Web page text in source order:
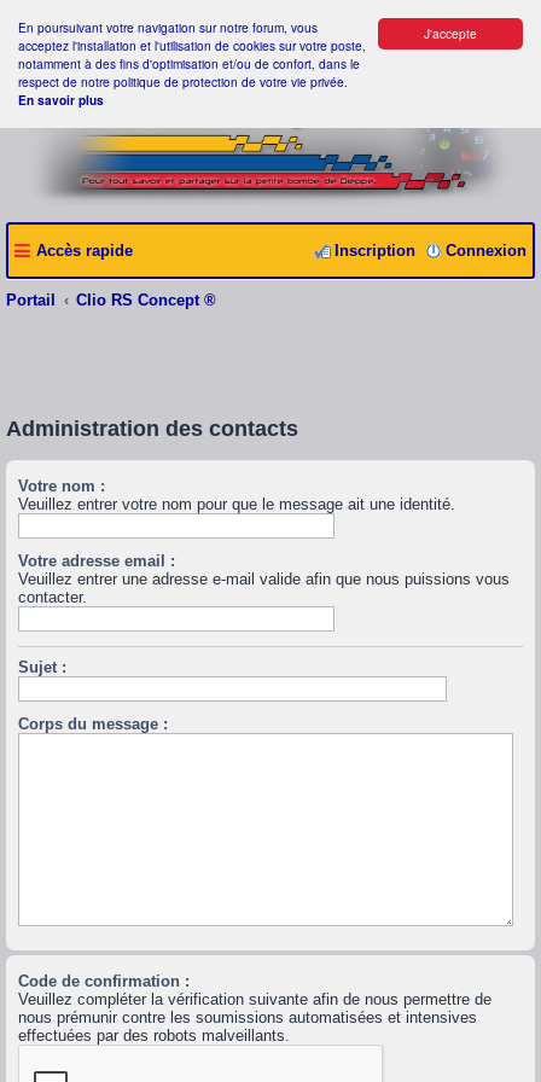
J'accepte
En poursuivant votre navigation sur notre forum, vous
acceptez l'installation et l'utilisation de cookies sur votre poste,
notamment à des fins d'optimisation et/ou de confort, dans le
respect de notre politique de protection de votre vie privée.
En savoir plus
Accès rapide Connexion
Inscription
Portail Clio RS Concept ®
Administration des contacts
Votre nom :
Veuillez entrer votre nom pour que le message ait une identité.
Votre adresse email :
Veuillez entrer une adresse e-mail valide afin que nous puissions vous
contacter.
Sujet :
Corps du message :
Code de confirmation :
Veuillez compléter la vérification suivante afin de nous permettre de
nous prémunir contre les soumissions automatisées et intensives
effectuées par des robots malveillants.